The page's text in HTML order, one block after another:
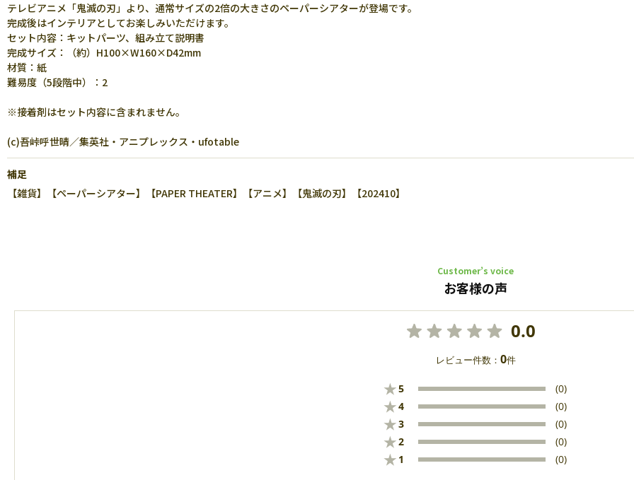
テレビアニメ「鬼滅の刃」より、通常サイズの2倍の大きさのペーパーシアターが登場です。
完成後はインテリアとしてお楽しみいただけます。
セット内容：キットパーツ、組み立て説明書
完成サイズ：（約）H100×W160×D42mm
材質：紙
難易度（5段階中）：2
※接着剤はセット内容に含まれません。
(c)吾峠呼世晴／集英社・アニプレックス・ufotable
補足
【雑貨】【ペーパーシアター】【PAPER THEATER】【アニメ】【鬼滅の刃】【202410】
Customer’s voice
お客様の声
0.0
レビュー件数： 0件
★5 (0)
★4 (0)
★3 (0)
★2 (0)
★ 1 (0)